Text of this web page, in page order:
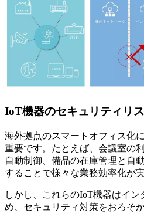
IoT機器のセキュリティリ
海外拠点のスマートオフィス化
重要です。たとえば、会議室の
自動制御、備品の在庫管理と自
することで様々な業務効率化が
しかし、これらのIoT機器はイ
め、セキュリティ対策をおろそ